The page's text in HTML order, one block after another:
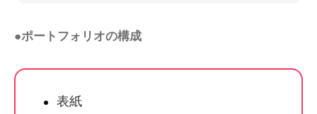
●ポートフォリオの構成
表紙